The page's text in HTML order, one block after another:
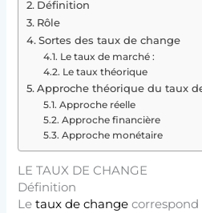
Définition
Rôle
Sortes des taux de change
Le taux de marché :
Le taux théorique
Approche théorique du taux
Approche réelle
Approche financière
Approche monétaire
LE TAUX DE CHANGE
Définition
Letaux de change correspond